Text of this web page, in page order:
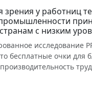
зрения у работниц
с низким
исследование
бесплатные очки для